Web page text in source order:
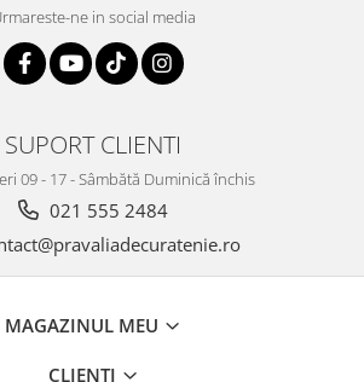
ne in social media
SUPORT CLIENTI
09 - 17 - Sâmbătă Duminică închis
021 555 2484
MAGAZINUL MEU
CLIENTI